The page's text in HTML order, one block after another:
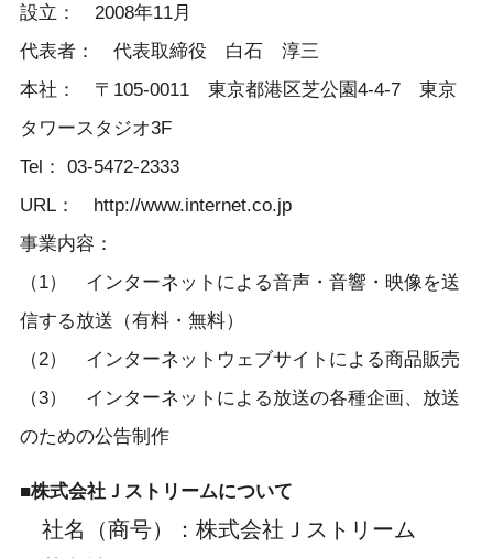
設立： 2008年11月
代表者： 代表取締役 白石 淳三
本社： 〒105-0011 東京都港区芝公園4-4-7 東京
タワースタジオ3F
Tel： 03-5472-2333
URL： http://www.internet.co.jp
事業内容：
（1） インターネットによる音声・音響・映像を送
信する放送（有料・無料）
（2） インターネットウェブサイトによる商品販売
（3） インターネットによる放送の各種企画、放送
のための公告制作
■株式会社Ｊストリームについて
社名（商号） ： 株式会社Ｊストリーム